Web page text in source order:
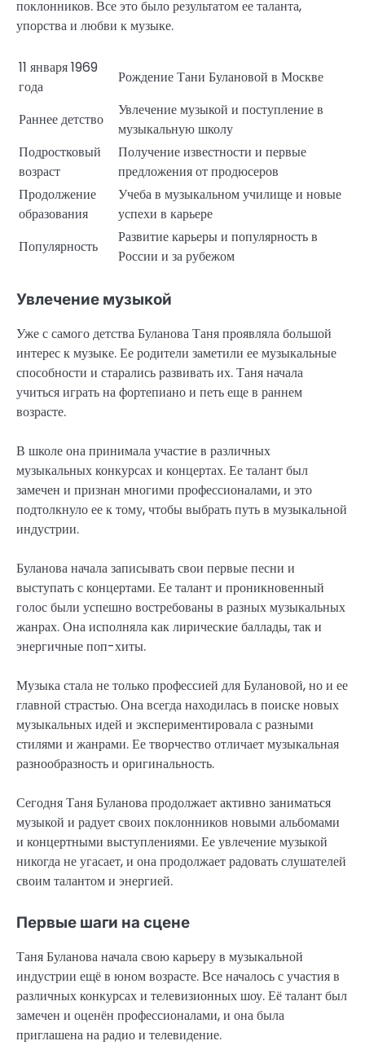
поклонников. Все это было результатом ее таланта,
упорства и любви к музыке.
11 января 1969
года
Рождение Тани Булановой в Москве
Раннее детство
Увлечение музыкой и поступление в
музыкальную школу
Подростковый
возраст
Получение известности и первые
предложения от продюсеров
Продолжение
образования
Учеба в музыкальном училище и новые
успехи в карьере
Популярность
Развитие карьеры и популярность в
России и за рубежом
Увлечение музыкой
Уже с самого детства Буланова Таня проявляла большой
интерес к музыке. Ее родители заметили ее музыкальные
способности и старались развивать их. Таня начала
учиться играть на фортепиано и петь еще в раннем
возрасте.
В школе она принимала участие в различных
музыкальных конкурсах и концертах. Ее талант был
замечен и признан многими профессионалами, и это
подтолкнуло ее к тому, чтобы выбрать путь в музыкальной
индустрии.
Буланова начала записывать свои первые песни и
выступать с концертами. Ее талант и проникновенный
голос были успешно востребованы в разных музыкальных
жанрах. Она исполняла как лирические баллады, так и
энергичные поп-хиты.
Музыка стала не только профессией для Булановой, но и ее
главной страстью. Она всегда находилась в поиске новых
музыкальных идей и экспериментировала с разными
стилями и жанрами. Ее творчество отличает музыкальная
разнообразность и оригинальность.
Сегодня Таня Буланова продолжает активно заниматься
музыкой и радует своих поклонников новыми альбомами
и концертными выступлениями. Ее увлечение музыкой
никогда не угасает, и она продолжает радовать слушателей
своим талантом и энергией.
Первые шаги на сцене
Таня Буланова начала свою карьеру в музыкальной
индустрии ещё в юном возрасте. Все началось с участия в
различных конкурсах и телевизионных шоу. Её талант был
замечен и оценён профессионалами, и она была
приглашена на радио и телевидение.